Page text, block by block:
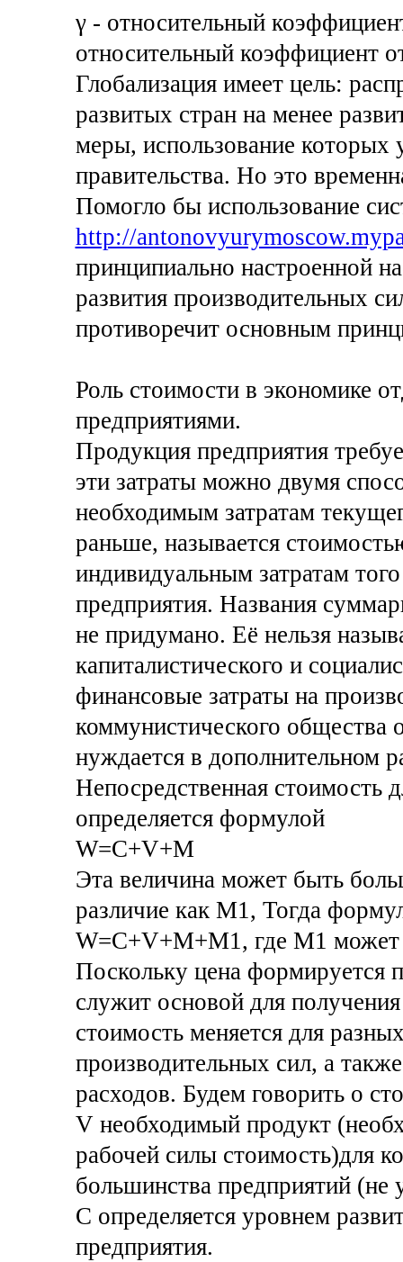
γ - относительный
относительный коэффициент
Глобализация имеет цель:
развитых стран на менее
меры, использование которых
правительства. Но это
Помогло бы использование
http://
принципиально настроенной
развития производительных
противоречит основным
Роль стоимости в экономике
предприятиями.
Продукция предприятия
эти затраты можно двумя
необходимым затратам
раньше, называется
индивидуальным затратам
предприятия. Названия
не придумано. Её нельзя
капиталистического и
финансовые затраты на
коммунистического общества
нуждается в дополнительном
Непосредственная стоимость
определяется формулой
W=C+V+M
Эта величина может быть
различие как М1, Тогда
W=C+V+M+М1, где М1 может
Поскольку цена формируется
служит основой для
стоимость меняется для
производительных сил, а
расходов. Будем говорить о
V необходимый продукт
рабочей силы стоимость)для
большинства предприятий (не
С определяется уровнем
предприятия.